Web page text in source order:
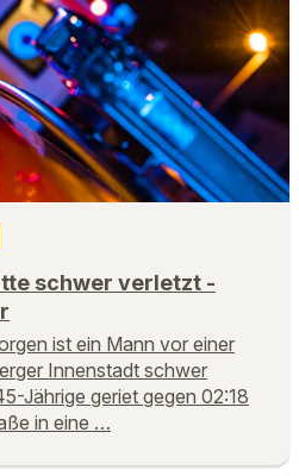
schwer verletzt -
ist ein Mann vor einer
Innenstadt schwer
Jährige geriet gegen 02:18
in eine …